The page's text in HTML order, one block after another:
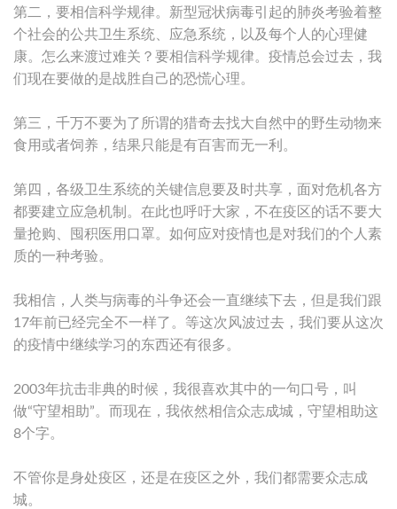
第二，要相信科学规律。新型冠状病毒引起的肺炎考验着整
个社会的公共卫生系统、应急系统，以及每个人的心理健
康。怎么来渡过难关？要相信科学规律。疫情总会过去，我
们现在要做的是战胜自己的恐慌心理。
第三，千万不要为了所谓的猎奇去找大自然中的野生动物来
食用或者饲养，结果只能是有百害而无一利。
第四，各级卫生系统的关键信息要及时共享，面对危机各方
都要建立应急机制。在此也呼吁大家，不在疫区的话不要大
量抢购、囤积医用口罩。如何应对疫情也是对我们的个人素
质的一种考验。
我相信，人类与病毒的斗争还会一直继续下去，但是我们跟
17年前已经完全不一样了。等这次风波过去，我们要从这次
的疫情中继续学习的东西还有很多。
2003年抗击非典的时候，我很喜欢其中的一句口号，叫
做“守望相助”。而现在，我依然相信众志成城，守望相助这
8个字。
不管你是身处疫区，还是在疫区之外，我们都需要众志成
城。